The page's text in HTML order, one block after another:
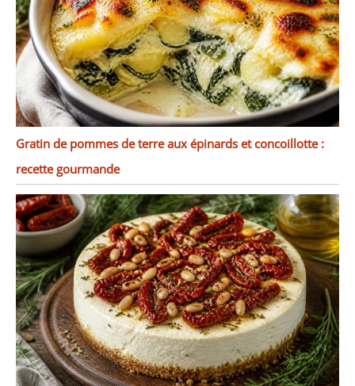
Gratin de pommes de terre aux épinards et concoillotte :
recette gourmande